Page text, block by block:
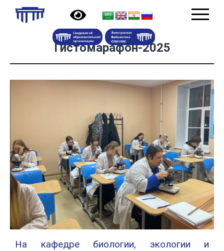
Гистомарафон-2025
На кафедре биологии, экологии и